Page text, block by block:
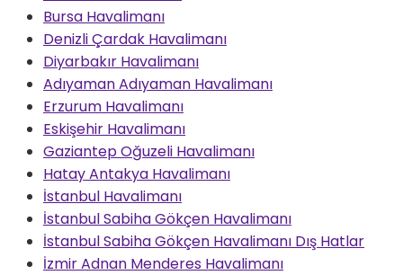
Bursa Havalimanı
Denizli Çardak Havalimanı
Diyarbakır Havalimanı
Adıyaman Adıyaman Havalimanı
Erzurum Havalimanı
Eskişehir Havalimanı
Gaziantep Oğuzeli Havalimanı
Hatay Antakya Havalimanı
İstanbul Havalimanı
İstanbul Sabiha Gökçen Havalimanı
İstanbul Sabiha Gökçen Havalimanı Dış Hatlar
İzmir Adnan Menderes Havalimanı